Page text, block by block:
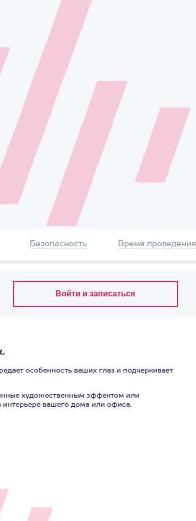
Безопасность Время проведения
особенность ваших глаз и подчеркивает
художественным эффектом или
вашего дома или офиса.